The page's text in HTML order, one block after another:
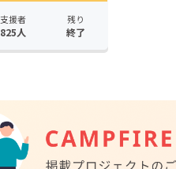
支援者
825人
残り
終了